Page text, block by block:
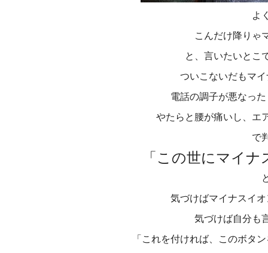
よ
こんだけ降りゃ
と、言いたいとこ
ついこないだもマ
電話の調子が悪なっ
やたらと腰が痛いし、エ
で
「この世にマイ
気づけばマイナスイ
気づけば自分も
「これを付ければ、このボタ